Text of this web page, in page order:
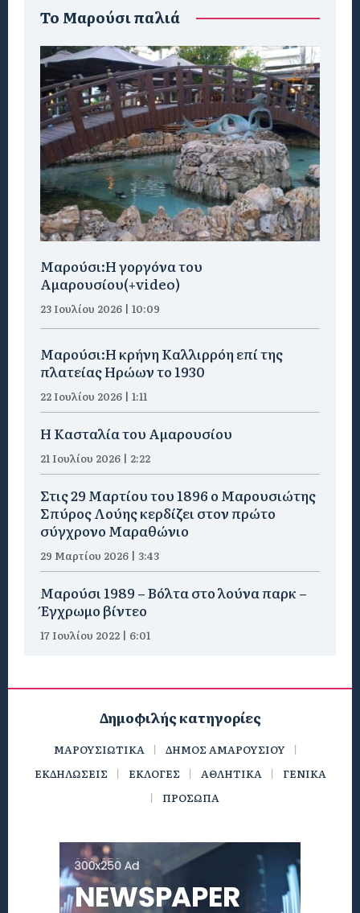
To Μαρούσι παλιά
Μαρούσι:H γοργόνα του
Αμαρουσίου(+video)
23 Ιουλίου 2026 | 10:09
Μαρούσι:Η κρήνη Καλλιρρόη επί της
πλατείας Ηρώων το 1930
22 Ιουλίου 2026 | 1:11
Η Κασταλία του Αμαρουσίου
21 Ιουλίου 2026 | 2:22
Στις 29 Μαρτίου του 1896 ο Μαρουσιώτης
Σπύρος Λούης κερδίζει στον πρώτο
σύγχρονο Μαραθώνιο
29 Μαρτίου 2026 | 3:43
Μαρούσι 1989 – Βόλτα στο λούνα παρκ –
Έγχρωμο βίντεο
17 Ιουλίου 2022 | 6:01
Δημοφιλής κατηγορίες
ΜΑΡΟΥΣΙΩΤΙΚΑ
ΔΗΜΟΣ ΑΜΑΡΟΥΣΙΟΥ
ΕΚΔΗΛΩΣΕΙΣ
ΕΚΛΟΓΕΣ ΑΘΛΗΤΙΚΑ
ΓΕΝΙΚΑ
ΠΡΟΣΩΠΑ